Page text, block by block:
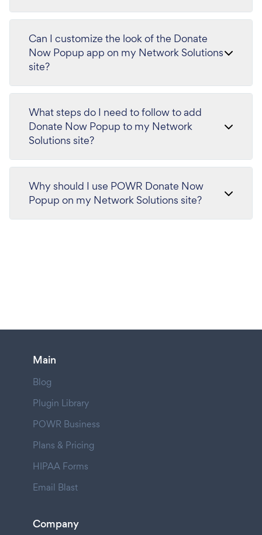
Can I customize the look of the Donate
Now Popup app on my Network Solutions
site?
What steps do I need to follow to add
Donate Now Popup to my Network
Solutions site?
Why should I use POWR Donate Now
Popup on my Network Solutions site?
Main
Blog
Plugin Library
POWR Business
Plans & Pricing
HIPAA Forms
Email Blast
Company